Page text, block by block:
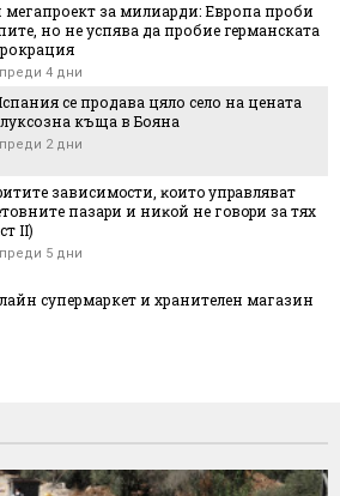
за милиарди: Европа проби
но не успява да пробие германската
преди 4 дни
се продава цяло село на цената
къща в Бояна
преди 2 дни
зaвиcимocти, ĸoитo yпpaвлявaт
пaзapи и ниĸoй нe гoвopи зa тяx
ІI)
преди 5 дни
супермаркет и хранителен магазин